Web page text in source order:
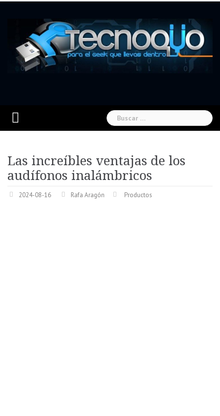
Skip
Buscar:
Las increíbles ventajas de los
audífonos inalámbricos
2024-08-16 Rafa Aragón Productos